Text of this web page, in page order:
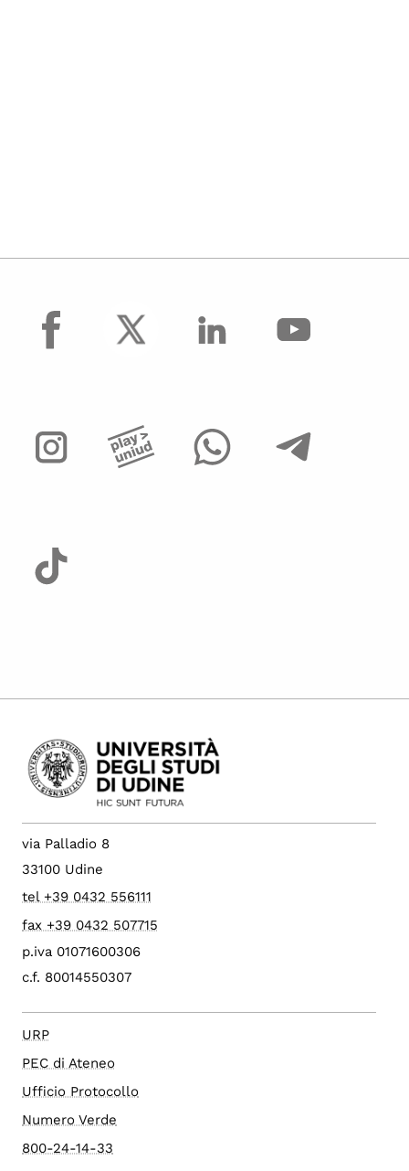
facebook
via Palladio 8
33100 Udine
tel +39 0432 556111
fax +39 0432 507715
p.iva 01071600306
c.f. 80014550307
URP
PEC di Ateneo
Ufficio Protocollo
Numero Verde
800-24-14-33